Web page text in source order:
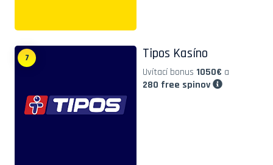
7 Tipos Kasíno
Uvítací bonus 1050€ a
280 free spinov